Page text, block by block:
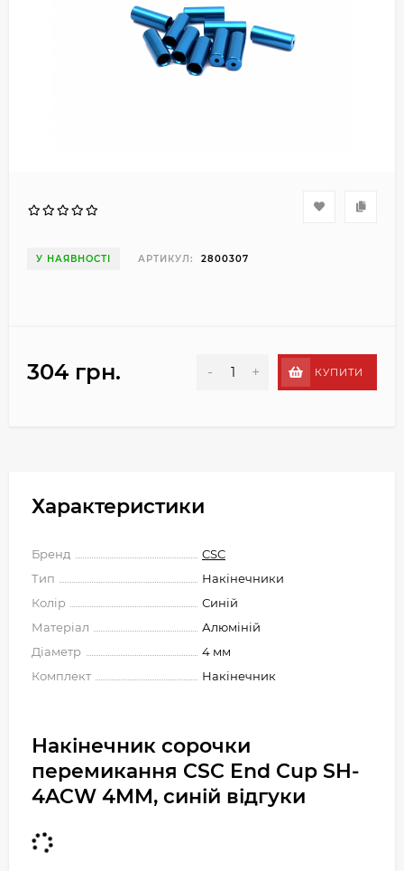
У НАЯВНОСТІ АРТИКУЛ: 2800307
304 грн. - + КУПИТИ
Характеристики
Бренд
CSC
Тип
Накінечники
Колір
Синій
Матеріал
Алюміній
Діаметр
4 мм
Комплект
Накінечник
Накінечник сорочки
перемикання CSC End Cup SH-
4ACW 4MM, синій відгуки